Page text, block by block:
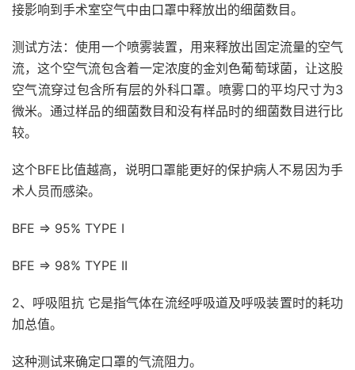
接影响到手术室空气中由口罩中释放出的细菌数目。
测试方法：使用一个喷雾装置，用来释放出固定流量的空气
流，这个空气流包含着一定浓度的金刘色葡萄球菌，让这股
空气流穿过包含所有层的外科口罩。喷雾口的平均尺寸为3
微米。通过样品的细菌数目和没有样品时的细菌数目进行比
较。
这个BFE比值越高，说明口罩能更好的保护病人不易因为手
术人员而感染。
BFE => 95% TYPE I
BFE => 98% TYPE II
2、呼吸阻抗 它是指气体在流经呼吸道及呼吸装置时的耗功
加总值。
这种测试来确定口罩的气流阻力。